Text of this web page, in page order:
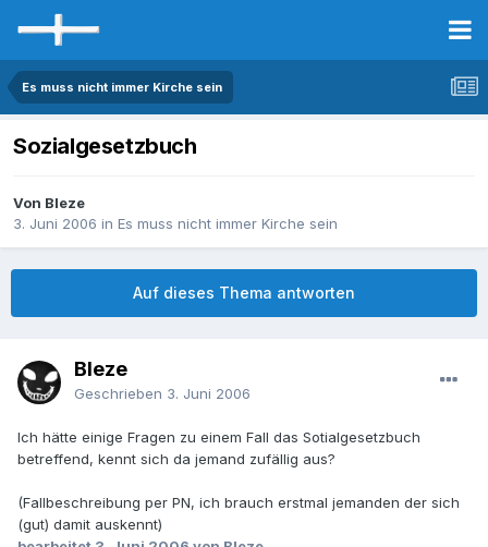
Es muss nicht immer Kirche sein
Sozialgesetzbuch
Von Bleze
3. Juni 2006 in Es muss nicht immer Kirche sein
Auf dieses Thema antworten
Bleze
Geschrieben 3. Juni 2006
Ich hätte einige Fragen zu einem Fall das Sotialgesetzbuch
betreffend, kennt sich da jemand zufällig aus?
(Fallbeschreibung per PN, ich brauch erstmal jemanden der sich
(gut) damit auskennt)